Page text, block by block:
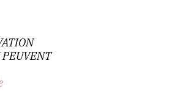
PEUVENT